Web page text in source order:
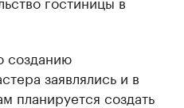
созданию
заявлялись и в
планируется создать